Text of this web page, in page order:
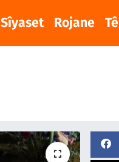
Sîyaset Rojane